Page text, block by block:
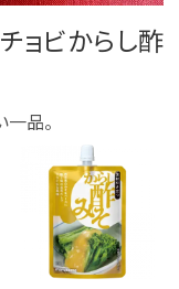
ョビからし酢
品。